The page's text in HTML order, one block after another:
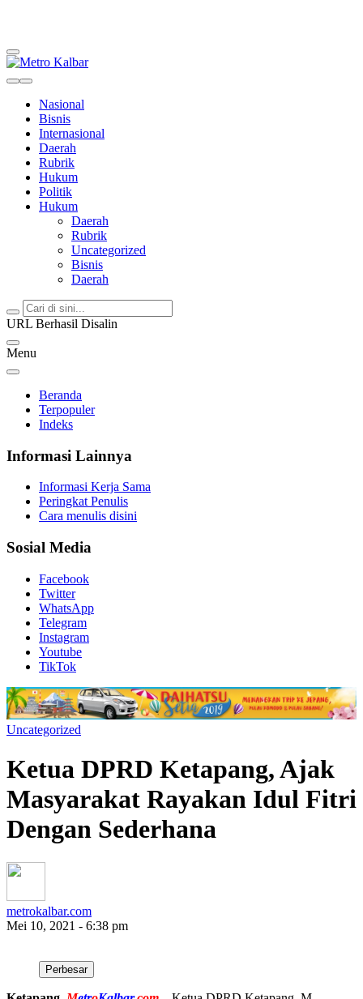
Nasional
Bisnis
Internasional
Daerah
Rubrik
Hukum
Politik
Hukum
Daerah
Rubrik
Uncategorized
Bisnis
Daerah
URL Berhasil Disalin
Menu
Beranda
Terpopuler
Indeks
Informasi Lainnya
Informasi Kerja Sama
Peringkat Penulis
Cara menulis disini
Sosial Media
Facebook
Twitter
WhatsApp
Telegram
Instagram
Youtube
TikTok
Uncategorized
Ketua DPRD Ketapang, Ajak
Masyarakat Rayakan Idul Fitri
Dengan Sederhana
metrokalbar.com
Mei 10, 2021 - 6:38 pm
Perbesar